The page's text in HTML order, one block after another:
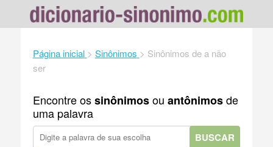
Página inicial > Sinônimos > Sinônimos de a não
ser
Encontre ossinônimosou antônimosde
uma palavra
BUSCAR